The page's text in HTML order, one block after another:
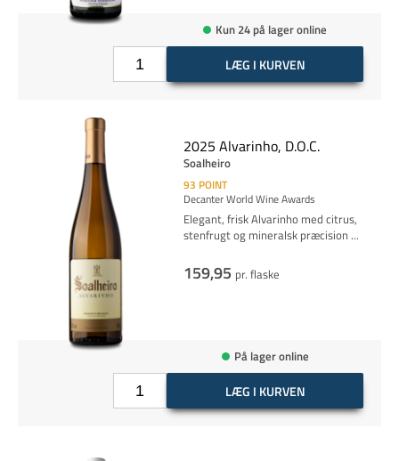
Kun 24 på lager online
LÆG I KURVEN
2025 Alvarinho, D.O.C.
Soalheiro
93 POINT
Decanter World Wine Awards
Elegant, frisk Alvarinho med citrus,
stenfrugt og mineralsk præcision ...
159,95 pr. flaske
På lager online
LÆG I KURVEN